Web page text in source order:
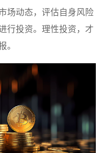
场动态，评估自身风险
行投资。理性投资，才